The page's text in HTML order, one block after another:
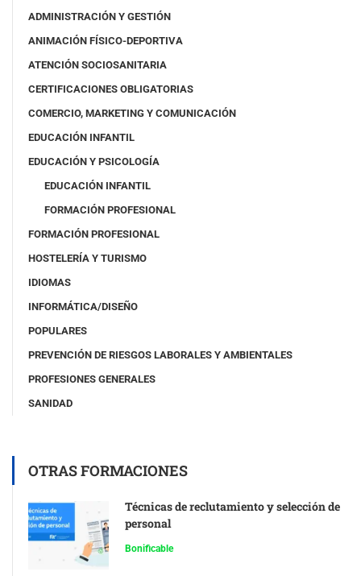
)
ADMINISTRACIÓN Y GESTIÓN
ANIMACIÓN FÍSICO-DEPORTIVA
ATENCIÓN SOCIOSANITARIA
CERTIFICACIONES OBLIGATORIAS
COMERCIO, MARKETING Y COMUNICACIÓN
EDUCACIÓN INFANTIL
EDUCACIÓN Y PSICOLOGÍA
EDUCACIÓN INFANTIL
FORMACIÓN PROFESIONAL
FORMACIÓN PROFESIONAL
HOSTELERÍA Y TURISMO
IDIOMAS
INFORMÁTICA/DISEÑO
POPULARES
PREVENCIÓN DE RIESGOS LABORALES Y AMBIENTALES
PROFESIONES GENERALES
SANIDAD
OTRAS FORMACIONES
Técnicas de reclutamiento y selección de
personal
Bonificable